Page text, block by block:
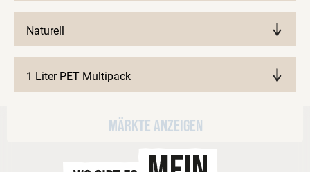
Naturell
1 Liter PET Multipack
Märkte anzeigen